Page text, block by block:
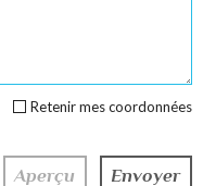
Retenir mes coordonnées